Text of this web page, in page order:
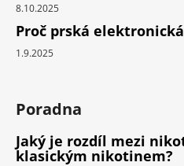
8.10.2025
Proč prská
1.9.2025
Poradna
Jaký je rozdíl mezi
klasickým nikotinem?